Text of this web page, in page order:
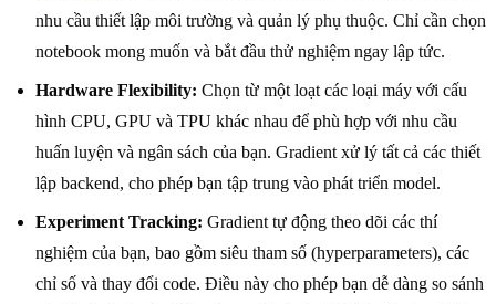
nhu cầu thiết lập môi trường và quản lý phụ thuộc. Chỉ cần chọn
notebook mong muốn và bắt đầu thử nghiệm ngay lập tức.
Hardware Flexibility: Chọn từ một loạt các loại máy với cấu
hình CPU, GPU và TPU khác nhau để phù hợp với nhu cầu
huấn luyện và ngân sách của bạn. Gradient xử lý tất cả các thiết
lập backend, cho phép bạn tập trung vào phát triển model.
Experiment Tracking: Gradient tự động theo dõi các thí
nghiệm của bạn, bao gồm siêu tham số (hyperparameters), các
chỉ số và thay đổi code. Điều này cho phép bạn dễ dàng so sánh